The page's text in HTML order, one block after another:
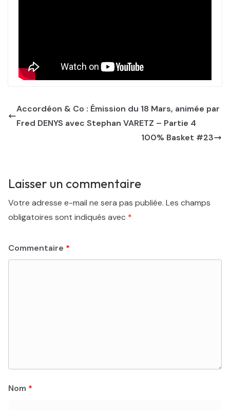
Accordéon & Co : Émission du 18 Mars, animée par
Fred DENYS avec Stephan VARETZ – Partie 4
100% Basket #23
Laisser un commentaire
Votre adresse e-mail ne sera pas publiée. Les champs
obligatoires sont indiqués avec *
Commentaire *
Nom *